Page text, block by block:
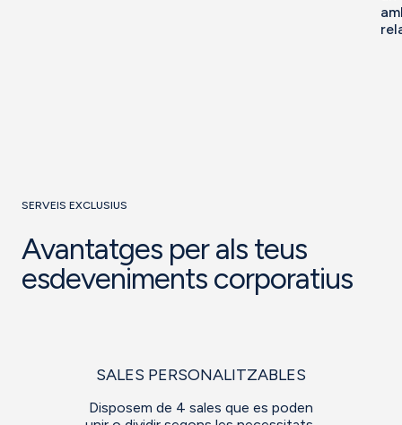
SERVEIS EXCLUSIUS
Avantatges per als teus
esdeveniments corporatius
SALES PERSONALITZABLES
Disposem de 4 sales que es poden